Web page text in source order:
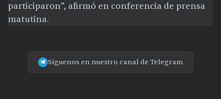
participaron”, afirmó en conferencia de prensa
matutina.
Síguenos en nuestro canal de Telegram